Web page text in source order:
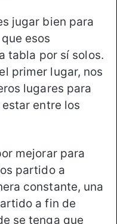
jugar bien para
esos
tabla por sí solos.
primer lugar, nos
lugares para
entre los
mejorar para
partido a
constante, una
a fin de
se tenga que